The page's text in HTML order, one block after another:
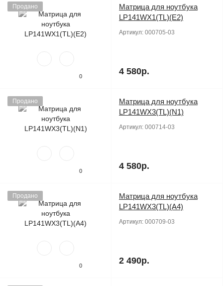
Продано
0
Матрица для ноутбука
LP141WX1(TL)(E2)
Артикул: 000705-03
4 580р.
Продано
0
Матрица для ноутбука
LP141WX3(TL)(N1)
Артикул: 000714-03
4 580р.
Продано
0
Матрица для ноутбука
LP141WX3(TL)(A4)
Артикул: 000709-03
2 490р.